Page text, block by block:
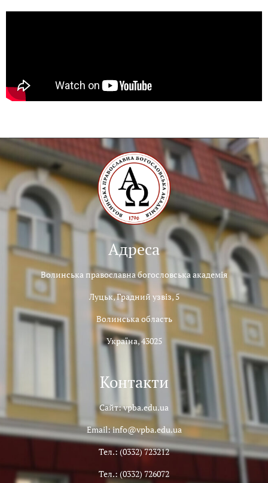
Адреса
Волинська православна богословська академія
Луцьк, Градний узвіз, 5
Волинська область
Україна, 43025
Контакти
Сайт: vpba.edu.ua
Email: info@vpba.edu.ua
Тел.: (0332) 723212
Тел.: (0332) 726072